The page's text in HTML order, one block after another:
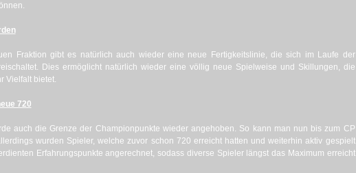
Fraktion gibt es natürlich auch wieder eine neue Fertigkeitslinie, die sich im Laufe der
Dies ermöglicht natürlich wieder eine völlig neue Spielweise und Skillungen, die
Vielfalt bietet.
720
auch die Grenze der Championpunkte wieder angehoben. So kann man nun bis zum CP
wurden Spieler, welche zuvor schon 720 erreicht hatten und weiterhin aktiv gespielt
Erfahrungspunkte angerechnet, sodass diverse Spieler längst das Maximum erreicht